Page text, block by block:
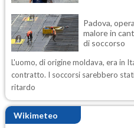
Padova,
malore in
di soccorso
L'uomo, di origine moldava, era in
contratto. I soccorsi sarebbero
ritardo
Wikimeteo